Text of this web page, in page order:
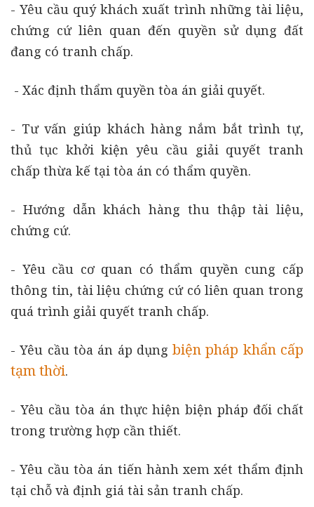
- Yêu cầu quý khách xuất trình những tài liệu,
chứng cứ liên quan đến quyền sử dụng đất
đang có tranh chấp.
- Xác định thẩm quyền tòa án giải quyết.
- Tư vấn giúp khách hàng nắm bắt trình tự,
thủ tục khởi kiện yêu cầu giải quyết tranh
chấp thừa kế tại tòa án có thẩm quyền.
- Hướng dẫn khách hàng thu thập tài liệu,
chứng cứ.
- Yêu cầu cơ quan có thẩm quyền cung cấp
thông tin, tài liệu chứng cứ có liên quan trong
quá trình giải quyết tranh chấp.
- Yêu cầu tòa án áp dụngbiện pháp khẩn cấp
tạm thời.
- Yêu cầu tòa án thực hiện biện pháp đối chất
trong trường hợp cần thiết.
- Yêu cầu tòa án tiến hành xem xét thẩm định
tại chỗ và định giá tài sản tranh chấp.